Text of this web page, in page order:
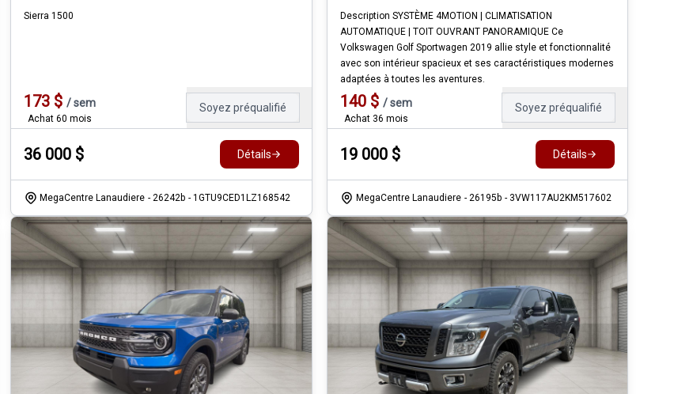
Sierra 1500
173 $ / sem
Achat 60 mois
Soyez préqualifié
36 000 $ Détails
MegaCentre Lanaudiere - 26242b - 1GTU9CED1LZ168542
Description SYSTÈME 4MOTION | CLIMATISATION
AUTOMATIQUE | TOIT OUVRANT PANORAMIQUE Ce
Volkswagen Golf Sportwagen 2019 allie style et fonctionnalité
avec son intérieur spacieux et ses caractéristiques modernes
adaptées à toutes les aventures.
140$ / sem
Achat 36 mois
Soyez préqualifié
19 000$ Détails
MegaCentre Lanaudiere - 26195b - 3VW117AU2KM517602